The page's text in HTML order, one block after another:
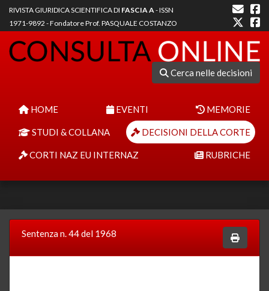
RIVISTA GIURIDICA SCIENTIFICA DI FASCIA A- ISSN
1971-9892 - Fondatore Prof. PASQUALE COSTANZO
Cerca nelle decisioni
HOME EVENTI MEMORIE
STUDI & COLLANA DECISIONI DELLA CORTE
CORTI NAZ EU INTERNAZ RUBRICHE
Sentenza n. 44 del 1968